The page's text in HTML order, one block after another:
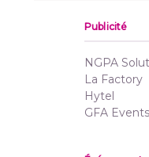
Publicité
NGPA
La Factory
Hytel
GFA Events